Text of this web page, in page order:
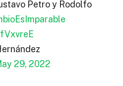
Petro y Rodolfo
29, 2022